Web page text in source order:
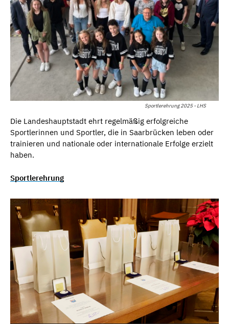
Sportlerehrung 2025 - LHS
Die Landeshauptstadt ehrt regelmäßig erfolgreiche
Sportlerinnen und Sportler, die in Saarbrücken leben oder
trainieren und nationale oder internationale Erfolge erzielt
haben.
Sportlerehrung